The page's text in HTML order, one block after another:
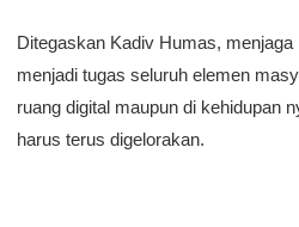
Ditegaskan Kadiv Humas,
menjadi tugas seluruh elemen
ruang digital maupun di kehidupan
harus terus digelorakan.